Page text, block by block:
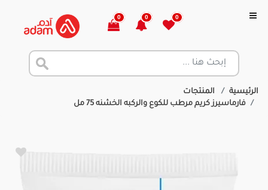
0
0
0
الرئيسية
المنتجات
فارماسيرز كريم مرطب للكوع والركبه الخشنه 75 مل